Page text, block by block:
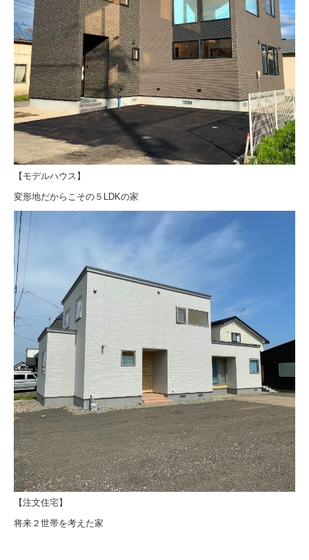
【モデルハウス】
変形地だからこその５LDKの家
【注文住宅】
将来２世帯を考えた家